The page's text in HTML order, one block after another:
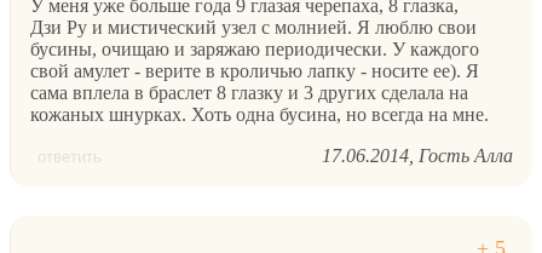
У меня уже больше года 9 глазая черепаха, 8 глазка,
Дзи Ру и мистический узел с молнией. Я люблю свои
бусины, очищаю и заряжаю периодически. У каждого
свой амулет - верите в кроличью лапку - носите ее). Я
сама вплела в браслет 8 глазку и 3 других сделала на
кожаных шнурках. Хоть одна бусина, но всегда на мне.
ответить 17.06.2014 Гость Алла